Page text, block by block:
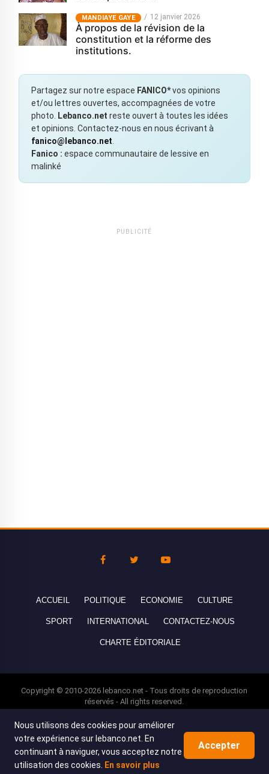
MANDIAYE GAYE 12 janvier 2026
À propos de la révision de la
constitution et la réforme des
institutions.
Partagez sur notre espace FANICO*vos opinions
et/ou lettres ouvertes, accompagnées de votre
photo. Lebanco.net reste ouvert à toutes les idées
et opinions. Contactez-nous en nous écrivant à
fanico@lebanco.net.
Fanico : espace communautaire de lessive en
malinké
PUBLICITÉ
ACCUEIL POLITIQUE ECONOMIE CULTURE
SPORT INTERNATIONAL CONTACTEZ-NOUS
CHARTE ÉDITORIALE
Copyright © 2010-2026 lebanco.net - Tous droits de reproduction
réservés - All rights reserved.
Nous utilisons des cookies pour améliorer
votre expérience sur lebanco.net. En
continuant à naviguer, vous acceptez notre
utilisation des cookies.
En savoir plus
Accepter